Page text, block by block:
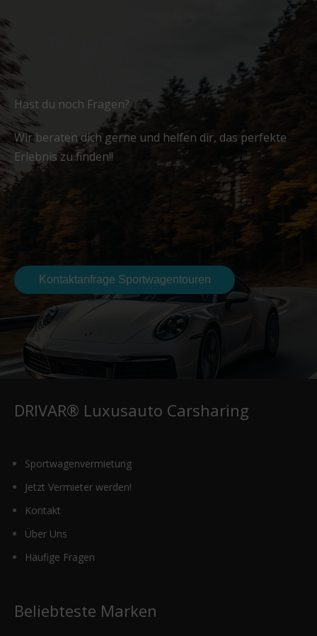
Hast du noch Fragen?
Wir beraten dich gerne und helfen dir, das perfekte
Erlebnis zu finden!!
Kontaktanfrage Sportwagentouren
DRIVAR® Luxusauto Carsharing
Sportwagenvermietung
Jetzt Vermieter werden!
Kontakt
Über Uns
Häufige Fragen
Beliebteste Marken